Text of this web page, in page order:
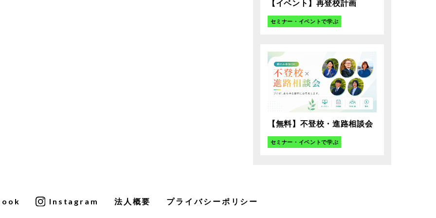
【イベント】再登校計画
セミナー・イベントで学ぶ
【無料】不登校・進路相談会
セミナー・イベントで学ぶ
Instagram 法人概要 プライバシーポリシー
そんな未来を一緒につくっていき